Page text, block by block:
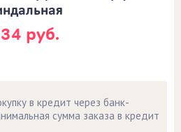
руб.
в кредит через банк-
сумма заказа в кредит